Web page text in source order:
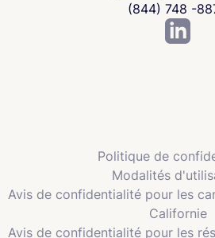
(844) 748 -
Politique de
Modalités
Avis de confidentialité pour les
Californie
Avis de confidentialité pour les